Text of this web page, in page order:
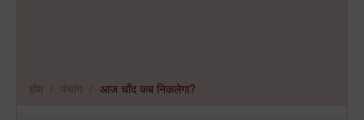
होम पंचांग आज चाँद कब निकलेगा?